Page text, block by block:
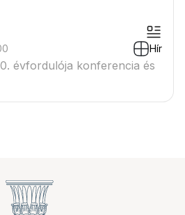
Hír
évfordulója konferencia és